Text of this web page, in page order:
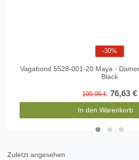
-30%
Vagabond 5528-001-20 Maya -
Black
109,95 € 76,63 €
In den Warenkorb
Zuletzt angesehen